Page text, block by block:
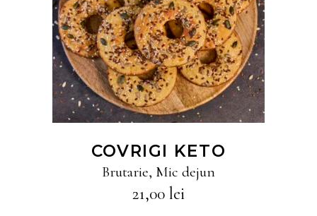
CITEȘTE MAI MULT
COVRIGI KETO
Brutarie, Mic dejun
21,00 lei